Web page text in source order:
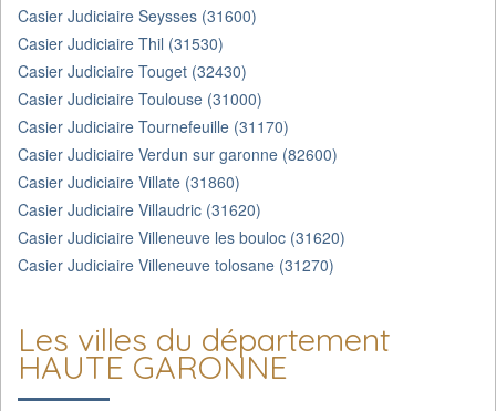
Casier Judiciaire Seysses (31600)
Casier Judiciaire Thil (31530)
Casier Judiciaire Touget (32430)
Casier Judiciaire Toulouse (31000)
Casier Judiciaire Tournefeuille (31170)
Casier Judiciaire Verdun sur garonne (82600)
Casier Judiciaire Villate (31860)
Casier Judiciaire Villaudric (31620)
Casier Judiciaire Villeneuve les bouloc (31620)
Casier Judiciaire Villeneuve tolosane (31270)
Les villes du département
HAUTE GARONNE